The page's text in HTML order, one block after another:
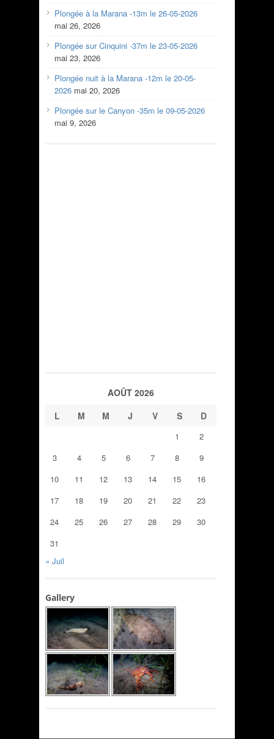
Plongée à la Marana -13m le 26-05-2026
mai 26, 2026
Plongée sur Cinquini -37m le 23-05-2026
mai 23, 2026
Plongée nuit à la Marana -12m le 20-05-
2026 mai 20, 2026
Plongée sur le Canyon -35m le 09-05-2026
mai 9, 2026
AOÛT 2026
L
M M J V S D
1
2
3
4 5 6 7 8
9
10
11 12 13 14 15
16
17
18 19 20 21 22
23
24
25 26 27 28 29
30
31
« Juil
Gallery